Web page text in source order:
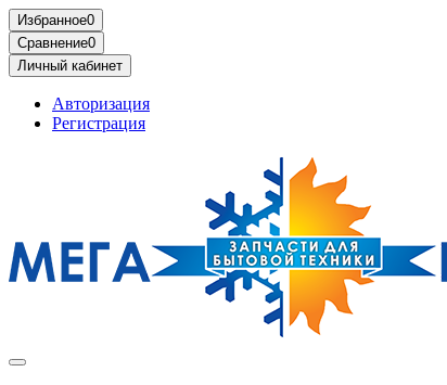
Избранное0
Сравнение0
Личный кабинет
Авторизация
Регистрация